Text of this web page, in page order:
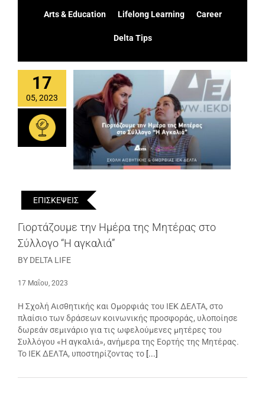
Arts & Education Lifelong Learning Career
Delta Tips
17
05, 2023
ΕΠΙΣΚΕΨΕΙΣ
Γιορτάζουμε την Ημέρα της Μητέρας στο
Σύλλογο “Η αγκαλιά”
BY DELTA LIFE
17 Μαΐου, 2023
Η Σχολή Αισθητικής και Ομορφιάς του ΙΕΚ ΔΕΛΤΑ, στο
πλαίσιο των δράσεων κοινωνικής προσφοράς, υλοποίησε
δωρεάν σεμινάριο για τις ωφελούμενες μητέρες του
Συλλόγου «Η αγκαλιά», ανήμερα της Εορτής της Μητέρας.
Το ΙΕΚ ΔΕΛΤΑ, υποστηρίζοντας το [...]